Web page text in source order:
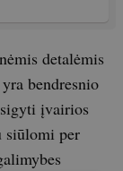
detalėmis
bendresnio
įvairios
siūlomi per